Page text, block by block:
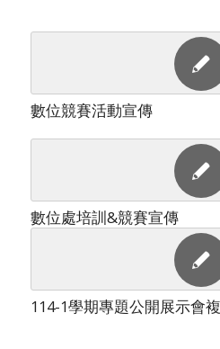
數位競賽活動宣傳
數位處培訓&競賽宣傳
114-1學期專題公開展示會